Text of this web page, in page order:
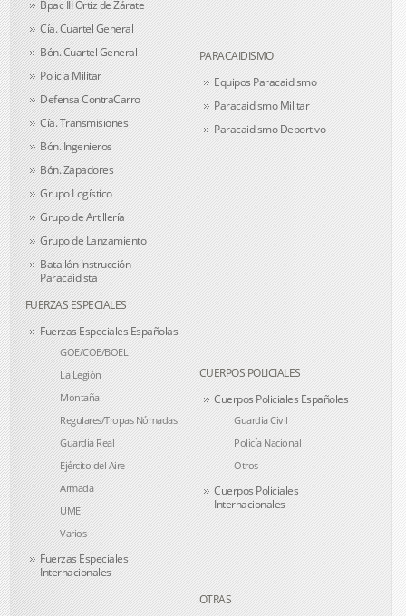
Bpac III Ortiz de Zárate
Cía. Cuartel General
Bón. Cuartel General
Policía Militar
Defensa ContraCarro
Cía. Transmisiones
Bón. Ingenieros
Bón. Zapadores
Grupo Logístico
Grupo de Artillería
Grupo de Lanzamiento
Batallón Instrucción
Paracaidista
PARACAIDISMO
Equipos Paracaidismo
Paracaidismo Militar
Paracaidismo Deportivo
FUERZAS ESPECIALES
Fuerzas Especiales Españolas
GOE/COE/BOEL
La Legión
Montaña
Regulares/Tropas Nómadas
Guardia Real
Ejército del Aire
Armada
UME
Varios
Fuerzas Especiales
Internacionales
CUERPOS POLICIALES
Cuerpos Policiales Españoles
Guardia Civil
Policía Nacional
Otros
Cuerpos Policiales
Internacionales
OTRAS